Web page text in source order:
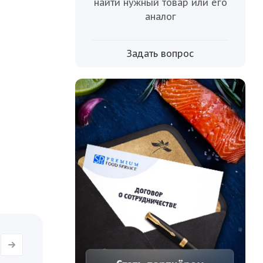
аналог
Задать вопрос